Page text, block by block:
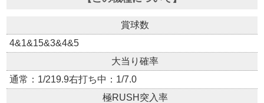
賞球数
4&1&15&3&4&5
大当り確率
通常：1/219.9右打ち中：1/7.0
極RUSH突入率